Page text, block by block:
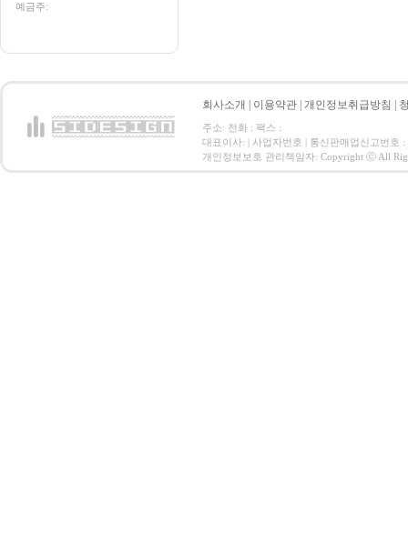
예금주:
회사소개 이용약관 개인정보취급방침
주소: 전화 : 팩스 :
대표이사: | 사업자번호 | 통신판매업신고번호 :
개인정보보호 관리책임자: Copyright ⓒ All